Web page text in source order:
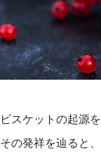
ビスケットの起源
その発祥を辿ると